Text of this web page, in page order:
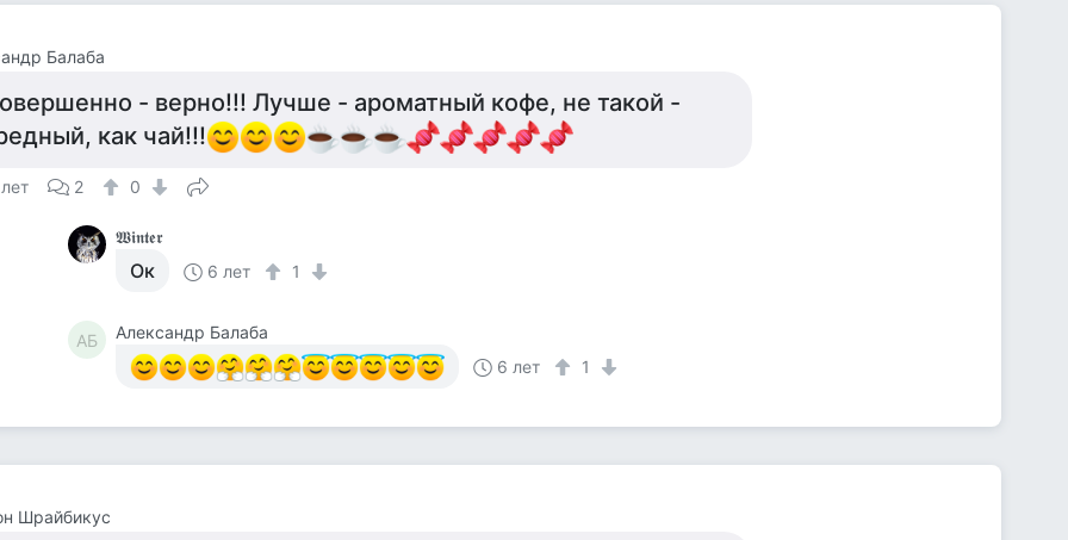
Балаба
- верно!!! Лучше - ароматный кофе, не такой -
как чай!!!
2 0
𝖂𝖎𝖓𝖙𝖊𝖗
Ок 6 лет 1
АБ
Александр Балаба
6 лет
1
Шрайбикус